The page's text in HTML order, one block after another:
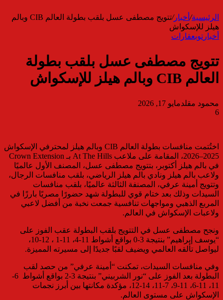
الرئيسية/ أخبار/
تتويج مصطفى عسل بلقب بطولة العالم CIB وبالم
هيلز للإسكواش
أخبار توبعقارات
تتويج مصطفى عسل بلقب بطولة
العالم CIB وبالم هيلز للإسكواش
محمود مقلدمايو 17, 2026
6
اختُتمت منافسات بطولة العالم CIB وبالم هيلز لمحترفي الإسكواش
2025–2026، المقامة على ملاعب At The Hills بـ Crown Extension
في بالم هيلز أكتوبر، بتتويج مصطفى عسل، المصنف الأول عالميًا
ولاعب بالم هيلز ونادي بالم هيلز الرياضي، بلقب منافسات الرجال،
وتتويج أمينة عرفي، المصنفة الثالثة عالميًا، بلقب منافسات
السيدات وذلك بعد ختام قوي للبطولة شهد حضورًا مصريًا بارزًا في
المربع الذهبي ومواجهات تنافسية جمعت نخبة من أفضل لاعبي
ولاعبات الإسكواش في العالم.
ونجح مصطفى عسل في التتويج بلقب البطولة عقب الفوز على
“يوسف إبراهيم” بنتيجة 3-0 بواقع أشواط 11-4، 11-1 ، 12-10،
ليواصل تألقه العالمي ويضيف لقبًا جديدًا إلى مسيرته المميزة.
وفي منافسات السيدات، تمكنت “أمينة عرفي” من حصد لقب
البطولة بعد الفوز على “نور الشربيني” بنتيجة 3-2 بواقع أشواط 6-
11، 11-6، 11-9، 7-11، 14-12، مؤكدة مكانتها بين أبرز نجمات
الإسكواش على مستوى العالم.